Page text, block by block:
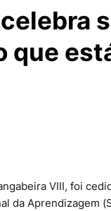
que
VIII, foi
da Aprendizagem